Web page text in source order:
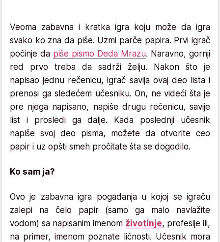
Veoma zabavna i kratka igra koju može da igra
svako ko zna da piše. Uzmi parče papira. Prvi igrač
počinje da piše pismo Deda Mrazu. Naravno, gornji
red prvo treba da sadrži želju. Nakon što je
napisao jednu rečenicu, igrač savija ovaj deo lista i
prenosi ga sledećem učesniku. On, ne videći šta je
pre njega napisano, napiše drugu rečenicu, savije
list i prosledi ga dalje. Kada poslednji učesnik
napiše svoj deo pisma, možete da otvorite ceo
papir i uz opšti smeh pročitate šta se dogodilo.
Ko sam ja?
Ovo je zabavna igra pogađanja u kojoj se igraču
zalepi na čelo papir (samo ga malo navlažite
vodom) sa napisanim imenom životinje, profesije ili,
na primer, imenom poznate ličnosti. Učesnik mora